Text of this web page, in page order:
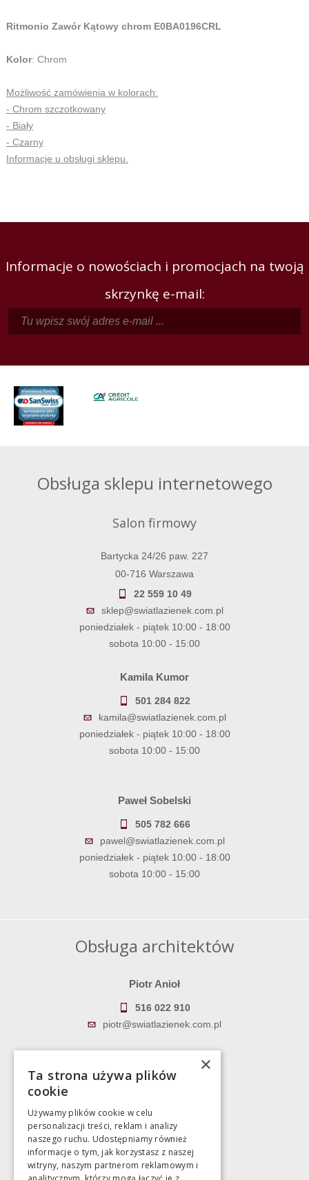
Ritmonio Zawór Kątowy chrom E0BA0196CRL
Kolor: Chrom
Możliwość zamówienia w kolorach:
- Chrom szczotkowany
- Biały
- Czarny
Informacje u obsługi sklepu.
Informacje o nowościach i promocjach na twoją
skrzynkę e-mail:
Obsługa sklepu internetowego
Salon firmowy
Bartycka 24/26 paw. 227
00-716 Warszawa
22 559 10 49
sklep@swiatlazienek.com.pl
poniedziałek - piątek 10:00 - 18:00
sobota 10:00 - 15:00
Kamila Kumor
501 284 822
kamila@swiatlazienek.com.pl
poniedziałek - piątek 10:00 - 18:00
sobota 10:00 - 15:00
Paweł Sobelski
505 782 666
pawel@swiatlazienek.com.pl
poniedziałek - piątek 10:00 - 18:00
sobota 10:00 - 15:00
Obsługa architektów
Piotr Anioł
516 022 910
piotr@swiatlazienek.com.pl
783 043 083
Magazyn
Bartycka 24/26 Hala 100
×
Ta strona używa plików
cookie
Używamy plików cookie w celu
personalizacji treści, reklam i analizy
naszego ruchu. Udostępniamy również
informacje o tym, jak korzystasz z naszej
witryny, naszym partnerom reklamowym i